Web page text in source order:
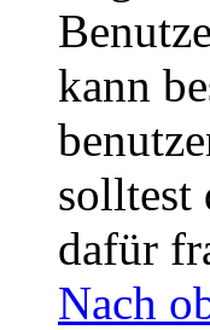
kann
solltest
dafür
Nach